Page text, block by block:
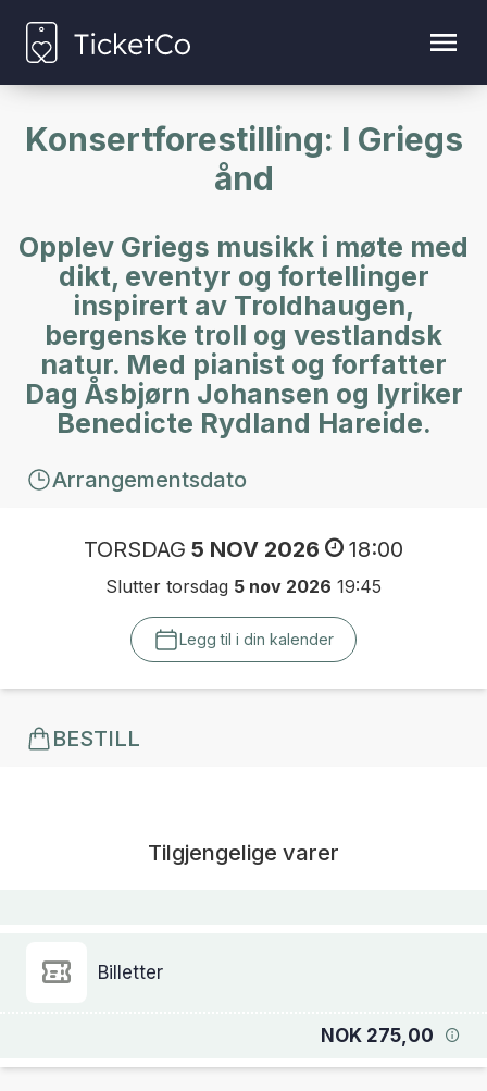
Konsertforestilling: I Griegs
ånd
Opplev Griegs musikk i møte med
dikt, eventyr og fortellinger
inspirert av Troldhaugen,
bergenske troll og vestlandsk
natur. Med pianist og forfatter
Dag Åsbjørn Johansen og lyriker
Benedicte Rydland Hareide.
Arrangementsdato
TORSDAG 5 NOV 2026 18:00
Slutter torsdag 5 nov 2026 19:45
Legg til i din kalender
BESTILL
Tilgjengelige varer
Billetter
NOK 275,00